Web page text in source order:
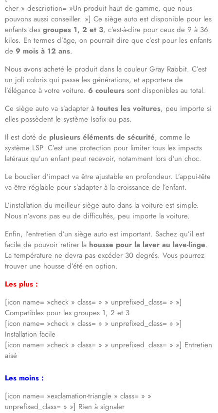
cher » description= »Un produit haut de gamme, que nous
pouvons aussi conseiller. »] Ce siège auto est disponible pour les
enfants des groupes 1, 2 et 3, c’est-à-dire pour ceux de 9 à 36
kilos. En termes d’âge, on pourrait dire que c’est pour les enfants
de 9 mois à 12 ans.
Nous avons acheté le produit dans la couleur Gray Rabbit. C’est
un joli coloris qui passe les générations, et apportera de
l’élégance à votre voiture. 6 couleurs sont disponibles au total.
Ce siège auto va s’adapter à toutes les voitures, peu importe si
elles possèdent le système Isofix ou pas.
Il est doté de plusieurs éléments de sécurité, comme le
système LSP. C’est une protection pour limiter tous les impacts
latéraux qu’un enfant peut recevoir, notamment lors d’un choc.
Le bouclier d’impact va être ajustable en profondeur. L’appui-tête
va être réglable pour s’adapter à la croissance de l’enfant.
L’installation du meilleur siège auto dans la voiture est simple.
Nous n’avons pas eu de difficultés, peu importe la voiture.
Enfin, l’entretien d’un siège auto est important. Sachez qu’il est
facile de pouvoir retirer la housse pour la laver au lave-linge.
La température ne devra pas excéder 30 degrés. Vous pourrez
trouver une housse d’été en option.
Les plus :
[icon name= »check » class= » » unprefixed_class= » »]
Compatibles pour les groupes 1, 2 et 3
[icon name= »check » class= » » unprefixed_class= » »]
Installation facile
[icon name= »check » class= » » unprefixed_class= » »] Entretien
aisé
Les moins :
[icon name= »exclamation-triangle » class= » »
unprefixed_class= » »] Rien à signaler